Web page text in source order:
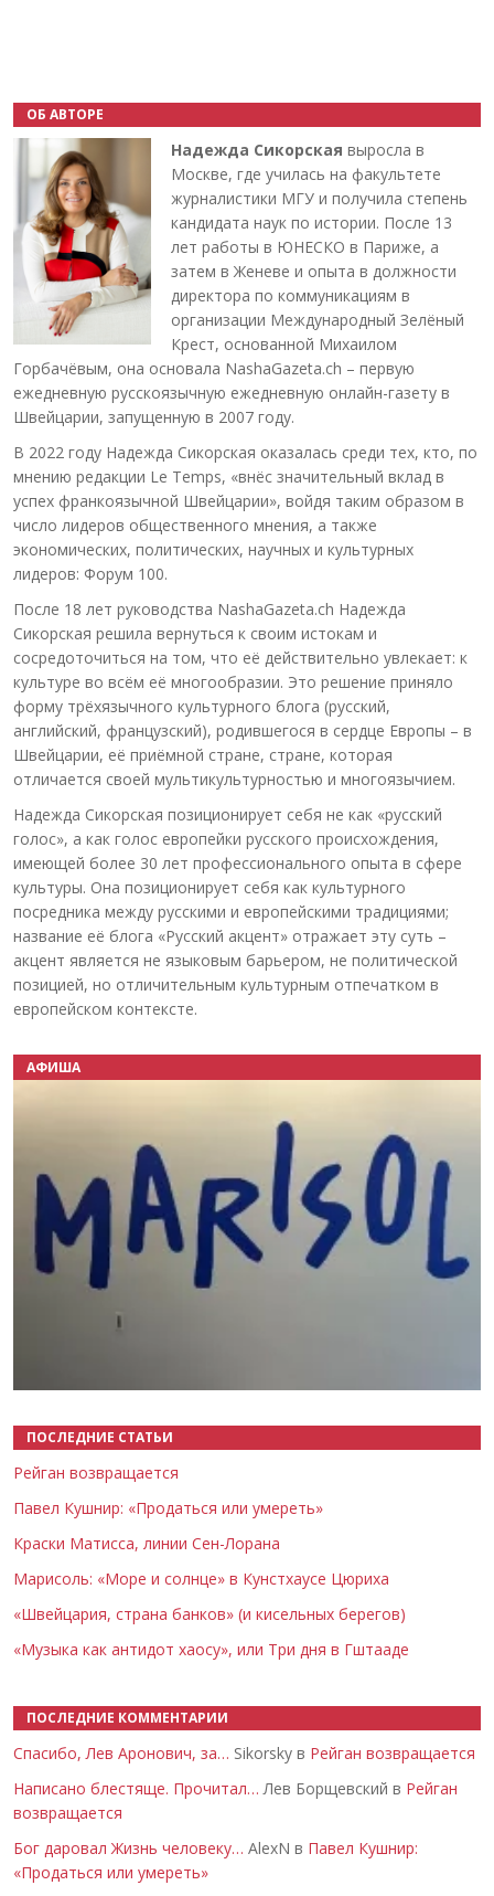
ОБ АВТОРЕ
Надежда Сикорская выросла в
Москве, где училась на факультете
журналистики МГУ и получила степень
кандидата наук по истории. После 13
лет работы в ЮНЕСКО в Париже, а
затем в Женеве и опыта в должности
директора по коммуникациям в
организации Международный Зелёный
Крест, основанной Михаилом
Горбачёвым, она основала NashaGazeta.ch – первую
ежедневную русскоязычную ежедневную онлайн-газету в
Швейцарии, запущенную в 2007 году.
В 2022 году Надежда Сикорская оказалась среди тех, кто, по
мнению редакции Le Temps, «внёс значительный вклад в
успех франкоязычной Швейцарии», войдя таким образом в
число лидеров общественного мнения, а также
экономических, политических, научных и культурных
лидеров: Форум 100.
После 18 лет руководства NashaGazeta.ch Надежда
Сикорская решила вернуться к своим истокам и
сосредоточиться на том, что её действительно увлекает: к
культуре во всём её многообразии. Это решение приняло
форму трёхязычного культурного блога (русский,
английский, французский), родившегося в сердце Европы – в
Швейцарии, её приёмной стране, стране, которая
отличается своей мультикультурностью и многоязычием.
Надежда Сикорская позиционирует себя не как «русский
голос», а как голос европейки русского происхождения,
имеющей более 30 лет профессионального опыта в сфере
культуры. Она позиционирует себя как культурного
посредника между русскими и европейскими традициями;
название её блога «Русский акцент» отражает эту суть –
акцент является не языковым барьером, не политической
позицией, но отличительным культурным отпечатком в
европейском контексте.
АФИША
ПОСЛЕДНИЕ СТАТЬИ
Рейган возвращается
Павел Кушнир: «Продаться или умереть»
Краски Матисса, линии Сен-Лорана
Марисоль: «Море и солнце» в Кунстхаусе Цюриха
«Швейцария, страна банков» (и кисельных берегов)
«Музыка как антидот хаосу», или Три дня в Гштааде
ПОСЛЕДНИЕ КОММЕНТАРИИ
Спасибо, Лев Аронович, за… Sikorsky в Рейган возвращается
Написано блестяще. Прочитал… Лев Борщевский в Рейган
возвращается
Бог даровал Жизнь человеку… AlexN в Павел Кушнир:
«Продаться или умереть»